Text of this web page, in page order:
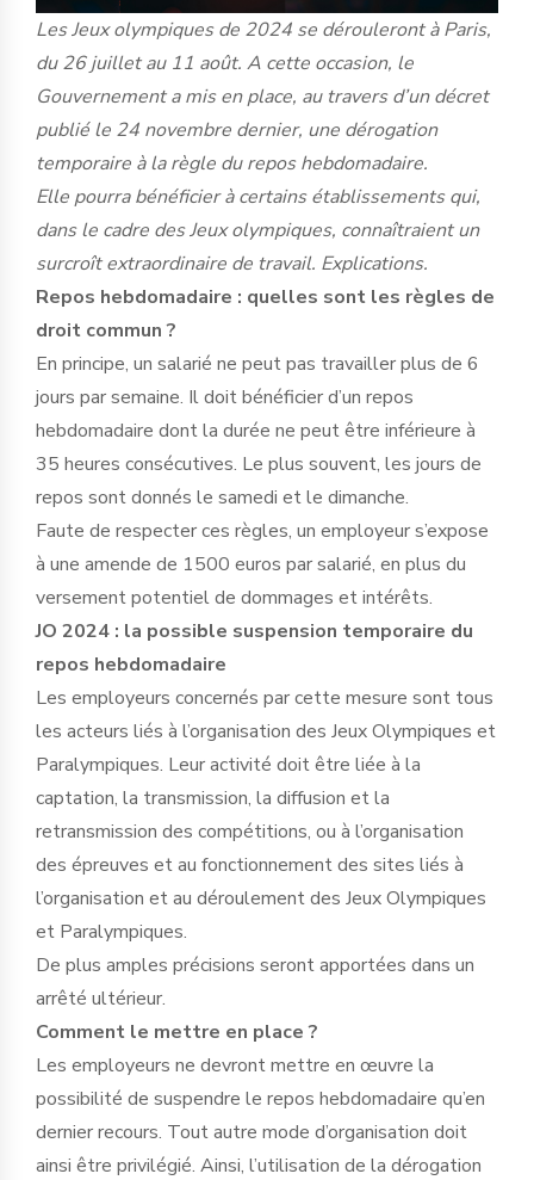
Les Jeux olympiques de 2024 se dérouleront à Paris,
du 26 juillet au 11 août. A cette occasion, le
Gouvernement a mis en place, au travers d’un décret
publié le 24 novembre dernier, une dérogation
temporaire à la règle du repos hebdomadaire.
Elle pourra bénéficier à certains établissements qui,
dans le cadre des Jeux olympiques, connaîtraient un
surcroît extraordinaire de travail. Explications.
Repos hebdomadaire : quelles sont les règles de
droit commun ?
En principe, un salarié ne peut pas travailler plus de 6
jours par semaine. Il doit bénéficier d’un repos
hebdomadaire dont la durée ne peut être inférieure à
35 heures consécutives. Le plus souvent, les jours de
repos sont donnés le samedi et le dimanche.
Faute de respecter ces règles, un employeur s’expose
à une amende de 1500 euros par salarié, en plus du
versement potentiel de dommages et intérêts.
JO 2024 : la possible suspension temporaire du
repos hebdomadaire
Les employeurs concernés par cette mesure sont tous
les acteurs liés à l’organisation des Jeux Olympiques et
Paralympiques. Leur activité doit être liée à la
captation, la transmission, la diffusion et la
retransmission des compétitions, ou à l’organisation
des épreuves et au fonctionnement des sites liés à
l’organisation et au déroulement des Jeux Olympiques
et Paralympiques.
De plus amples précisions seront apportées dans un
arrêté ultérieur.
Comment le mettre en place ?
Les employeurs ne devront mettre en œuvre la
possibilité de suspendre le repos hebdomadaire qu’en
dernier recours. Tout autre mode d’organisation doit
ainsi être privilégié. Ainsi, l’utilisation de la dérogation